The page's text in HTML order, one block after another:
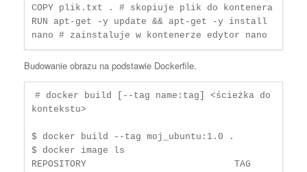
COPY plik.txt . # skopiuje plik do kontenera
RUN apt-get -y update && apt-get -y install
nano # zainstaluje w kontenerze edytor nano
Budowanie obrazu na podstawie Dockerfile.
# docker build [--tag name:tag] <ścieżka do
kontekstu>
$ docker build --tag moj_ubuntu:1.0 .
$ docker image ls
REPOSITORY                           TAG